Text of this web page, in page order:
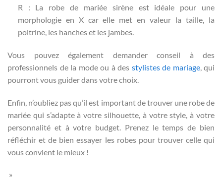
R : La robe de mariée sirène est idéale pour une
morphologie en X car elle met en valeur la taille, la
poitrine, les hanches et les jambes.
Vous pouvez également demander conseil à des
professionnels de la mode ou à des stylistes de mariage, qui
pourront vous guider dans votre choix.
Enfin, n’oubliez pas qu’il est important de trouver une robe de
mariée qui s’adapte à votre silhouette, à votre style, à votre
personnalité et à votre budget. Prenez le temps de bien
réfléchir et de bien essayer les robes pour trouver celle qui
vous convient le mieux !
»